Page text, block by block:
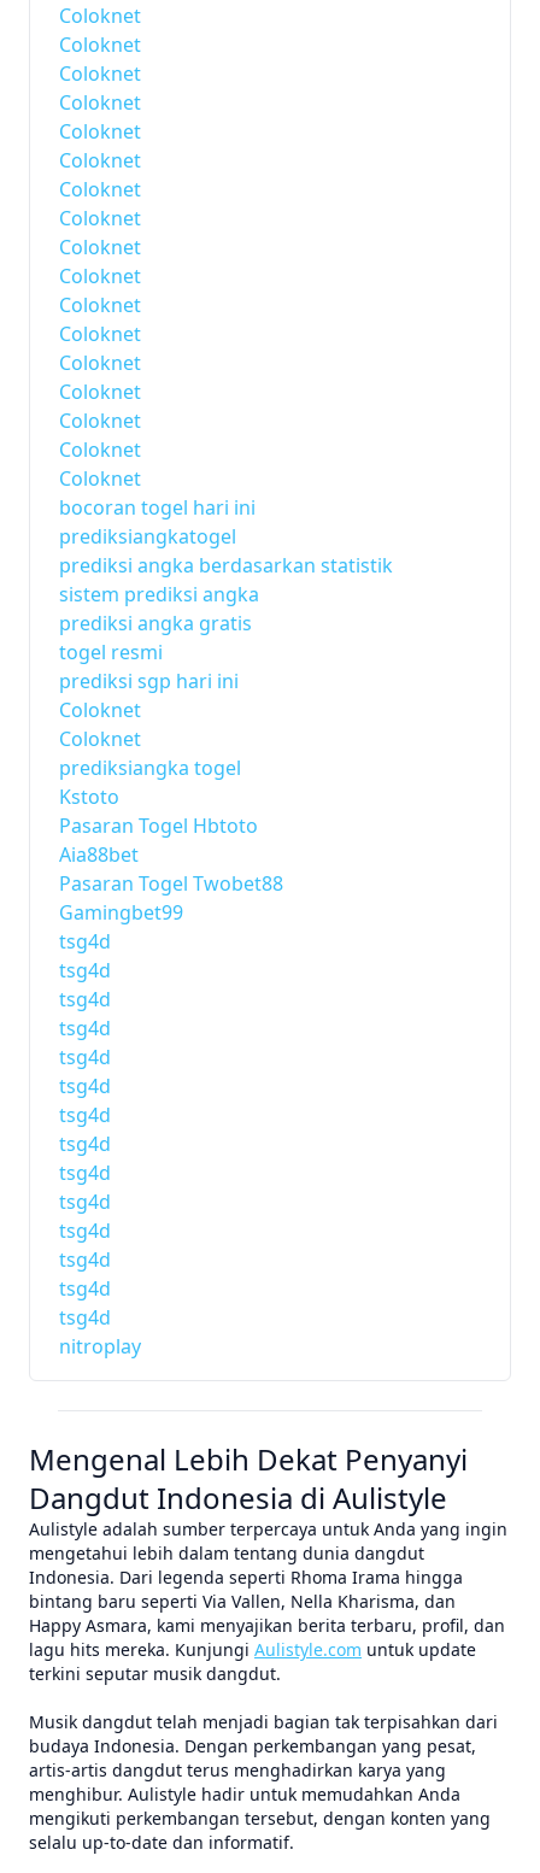
Coloknet
Coloknet
Coloknet
Coloknet
Coloknet
Coloknet
Coloknet
Coloknet
Coloknet
Coloknet
Coloknet
Coloknet
Coloknet
Coloknet
Coloknet
Coloknet
Coloknet
bocoran togel hari ini
prediksiangkatogel
prediksi angka berdasarkan statistik
sistem prediksi angka
prediksi angka gratis
togel resmi
prediksi sgp hari ini
Coloknet
Coloknet
prediksiangka togel
Kstoto
Pasaran Togel Hbtoto
Aia88bet
Pasaran Togel Twobet88
Gamingbet99
tsg4d
tsg4d
tsg4d
tsg4d
tsg4d
tsg4d
tsg4d
tsg4d
tsg4d
tsg4d
tsg4d
tsg4d
tsg4d
tsg4d
nitroplay
Mengenal Lebih Dekat Penyanyi
Dangdut Indonesia di Aulistyle
Aulistyle adalah sumber terpercaya untuk Anda yang ingin
mengetahui lebih dalam tentang dunia dangdut
Indonesia. Dari legenda seperti Rhoma Irama hingga
bintang baru seperti Via Vallen, Nella Kharisma, dan
Happy Asmara, kami menyajikan berita terbaru, profil, dan
lagu hits mereka. Kunjungi Aulistyle.com untuk update
terkini seputar musik dangdut.
Musik dangdut telah menjadi bagian tak terpisahkan dari
budaya Indonesia. Dengan perkembangan yang pesat,
artis-artis dangdut terus menghadirkan karya yang
menghibur. Aulistyle hadir untuk memudahkan Anda
mengikuti perkembangan tersebut, dengan konten yang
selalu up-to-date dan informatif.